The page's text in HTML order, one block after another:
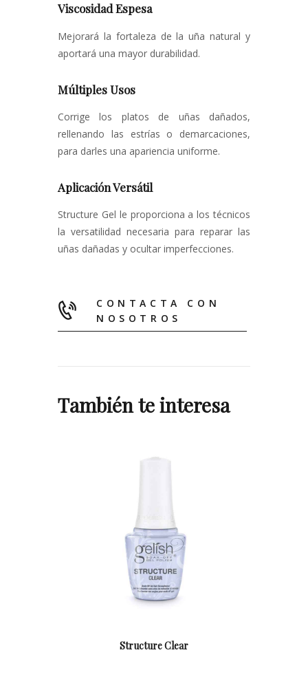
Viscosidad Espesa
Mejorará la fortaleza de la uña natural y
aportará una mayor durabilidad.
Múltiples Usos
Corrige los platos de uñas dañados,
rellenando las estrías o demarcaciones,
para darles una apariencia uniforme.
Aplicación Versátil
Structure Gel le proporciona a los técnicos
la versatilidad necesaria para reparar las
uñas dañadas y ocultar imperfecciones.
CONTACTA CON
NOSOTROS
También te interesa
Structure Clear